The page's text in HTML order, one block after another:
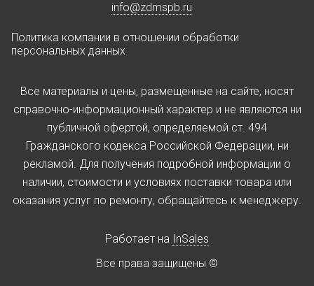
info@zdmspb.ru
Политика компании в отношении обработки
персональных данных
Все материалы и цены, размещенные на сайте, носят
справочно-информационный характер и не являются ни
публичной офертой, определяемой ст. 494
Гражданского кодекса Российской Федерации, ни
рекламой. Для получения подробной информации о
наличии, стоимости и условиях поставки товара или
оказания услуг по ремонту, обращайтесь к менеджеру.
Работает на InSales
Все права защищены ©